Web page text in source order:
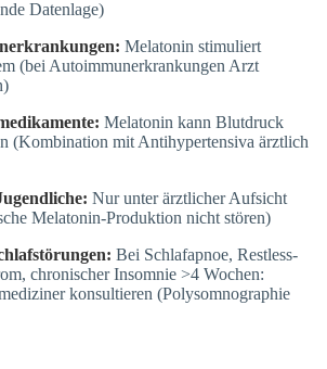
Datenlage)
Melatonin stimuliert
(bei Autoimmunerkrankungen Arzt
Melatonin kann Blutdruck
(Kombination mit Antihypertensiva ärztlich
Nur unter ärztlicher Aufsicht
Melatonin-Produktion nicht stören)
Bei Schlafapnoe, Restless-
chronischer Insomnie >4 Wochen:
konsultieren (Polysomnographie